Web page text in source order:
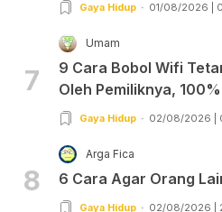
Gaya Hidup 01/08/2026 |
7
Umam
9 Cara Bobol Wifi
Oleh Pemiliknya,
Gaya Hidup 02/08/2026 |
8
Arga Fica
6 Cara Agar Orang
Gaya Hidup 02/08/2026 |